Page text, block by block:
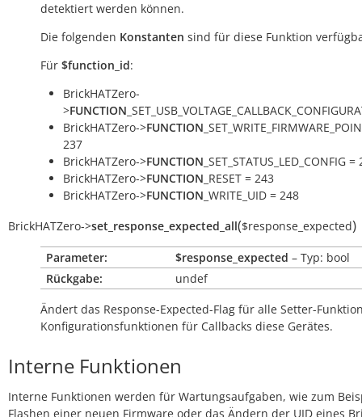
detektiert werden können.
Die folgenden Konstanten sind für diese Funktion
Für $function_id:
BrickHATZero-
>FUNCTION
BrickHATZero->FUNCTION
237
BrickHATZero->FUNCTION _SET_STATUS_LED_CONFIG =
BrickHATZero->FUNCTION _RESET = 243
BrickHATZero->FUNCTION _WRITE_UID = 248
BrickHATZero->set_response_expected_all($response_expected)
Parameter: $response_expected – Typ: bool
Rückgabe:
undef
Ändert das Response-Expected-Flag für alle Setter-
Konfigurationsfunktionen für Callbacks diese Gerätes.
Interne Funktionen
Interne Funktionen werden für Wartungsaufgaben, wie zum
Flashen einer neuen Firmware oder das Ändern der UID eines